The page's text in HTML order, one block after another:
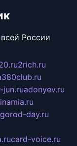
России
2rich.ru
jun.ruadonyev.ru
day.ru
card-voice.ru